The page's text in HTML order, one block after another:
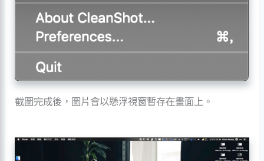
截圖完成後，圖片會以懸浮視窗暫存在畫面上。